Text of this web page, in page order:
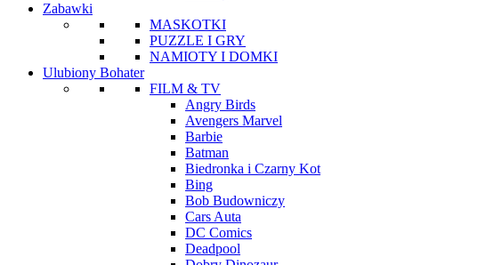
Zabawki
MASKOTKI
PUZZLE I GRY
NAMIOTY I DOMKI
Ulubiony Bohater
FILM & TV
Angry Birds
Avengers Marvel
Barbie
Batman
Biedronka i Czarny Kot
Bing
Bob Budowniczy
Cars Auta
DC Comics
Deadpool